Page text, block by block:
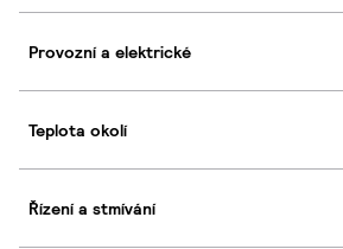
Provozní a elektrické
Teplota okolí
Řízení a stmívání